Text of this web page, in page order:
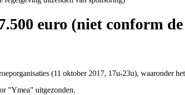
euro (niet conform
(11 oktober 2017, 17u-23u), waaronder
"Ymea" uitgezonden.